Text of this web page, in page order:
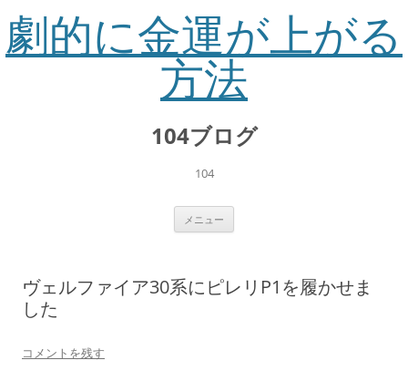
劇的に金運が上がる
方法
104ブログ
104
メニュー
ヴェルファイア30系にピレリP1を履かせま
した
コメントを残す